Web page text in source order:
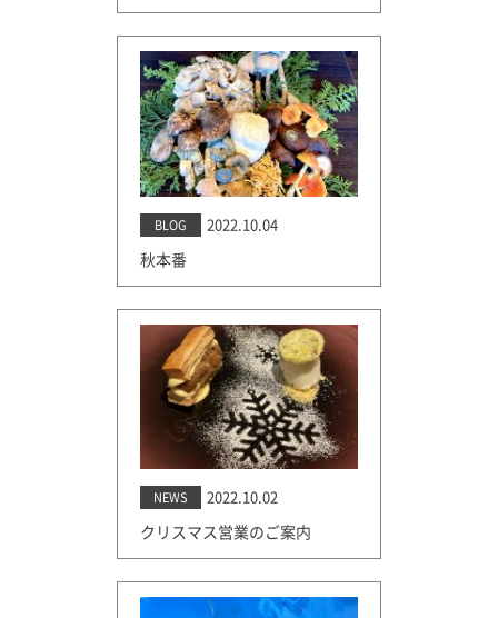
BLOG 2022.10.04
秋本番
NEWS 2022.10.02
クリスマス営業のご案内